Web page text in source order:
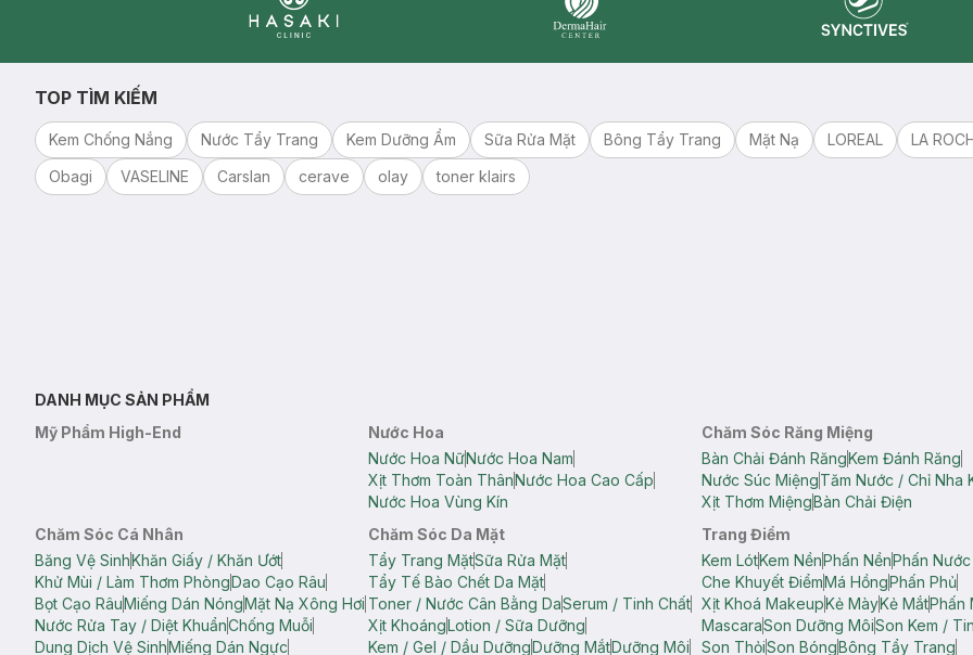
TOP TÌM KIẾM
Kem Chống Nắng Nước Tẩy Trang Kem Dưỡng Ẩm Sữa Rửa Mặt Bông Tẩy Trang Mặt Nạ LOREAL
LA
Obagi
VASELINE Carslan cerave olay toner klairs
DANH MỤC SẢN PHẨM
Mỹ Phẩm High-End
Nước Hoa
Nước Hoa NữNước Hoa Nam
Xịt Thơm Toàn ThânNước Hoa Cao Cấp
Nước Hoa Vùng Kín
Chăm Sóc Răng Miệng
Bàn Chải Đánh RăngKem Đánh Răng
Nước Súc MiệngTăm Nước / Chỉ Nha
Xịt Thơm MiệngBàn Chải Điện
Chăm Sóc Cá Nhân
Băng Vệ SinhKhăn Giấy / Khăn Ướt
Khử Mùi / Làm Thơm PhòngDao Cạo Râu
Bọt Cạo RâuMiếng Dán NóngMặt Nạ Xông Hơi
Nước Rửa Tay / Diệt KhuẩnChống Muỗi
Dung Dịch Vệ SinhMiếng Dán Ngực
Chăm Sóc Da Mặt
Tẩy Trang MặtSữa Rửa Mặt
Tẩy Tế Bào Chết Da Mặt
Toner / Nước Cân Bằng DaSerum / Tinh Chất
Xịt KhoángLotion / Sữa Dưỡng
Kem / Gel / Dầu DưỡngDưỡng MắtDưỡng Môi
Trang Điểm
Kem LótKem NềnPhấn NềnPhấn
Che Khuyết ĐiểmMá HồngPhấn Phủ
Xịt Khoá MakeupKẻ MàyKẻ MắtPhấn
MascaraSon Dưỡng MôiSon Kem /
Son ThỏiSon BóngBông Tẩy Trang